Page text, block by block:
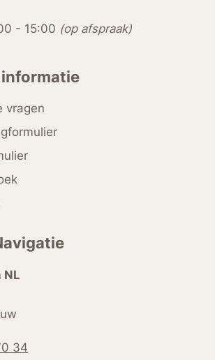
- 15:00 (op afspraak)
vragen
NL
34